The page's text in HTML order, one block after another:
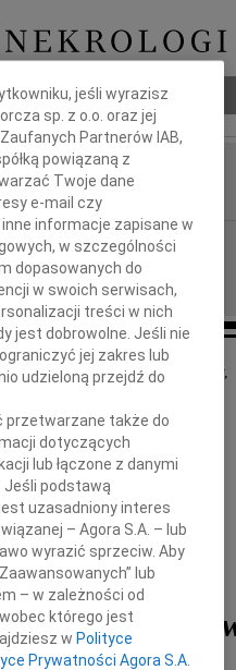
Żurawel
smutkiem i żalem zawiadamiamy,
chorobie, przeżywszy 87 lat,
świętymi sakramentami zmarł
jeśli wyrazisz
sp. z o.o. oraz jej
] Zaufanych Partnerów IAB,
powiązaną z
Twoje dane
e-mail czy
informacje zapisane w
w szczególności
dopasowanych do
w swoich serwisach,
treści w nich
jest dobrowolne. Jeśli nie
jej zakres lub
udzieloną przejdź do
przetwarzane także do
dotyczących
lub łączone z danymi
Jeśli podstawą
uzasadniony interes
– Agora S.A. – lub
wyrazić sprzeciw. Aby
lub
– w zależności od
którego jest
w Polityce
Prywatności Agora S.A.